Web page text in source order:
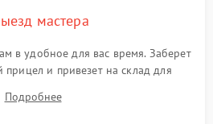
мастера
в удобное для вас время. Заберет
и привезет на склад для
Подробнее